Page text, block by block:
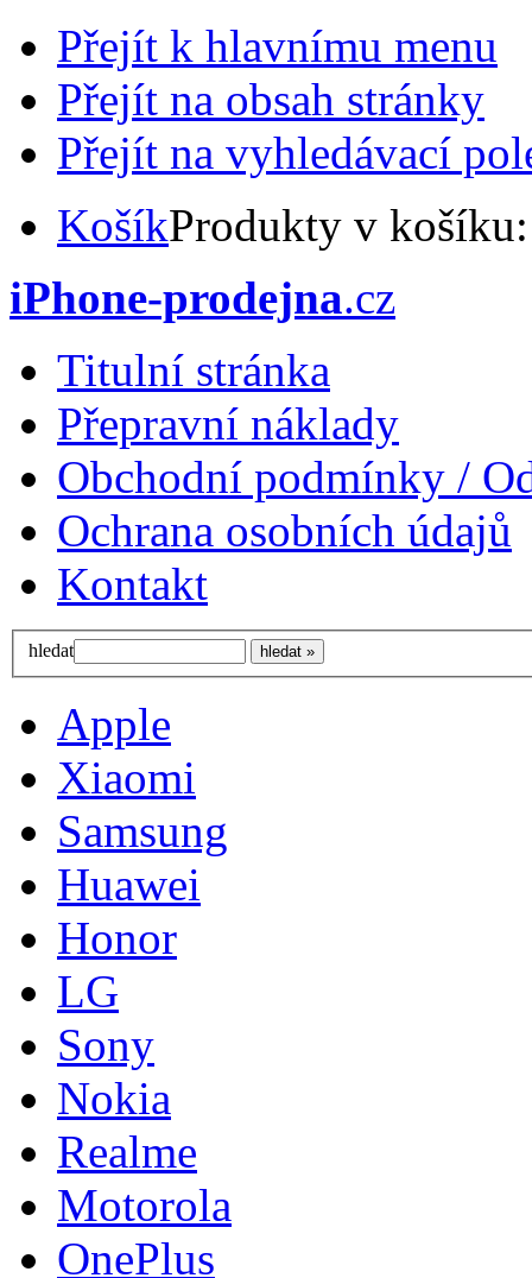
Přejít k hlavnímu menu
Přejít na obsah stránky
Přejít na vyhledávací
KošíkProdukty v
iPhone-prodejna.cz
Titulní stránka
Přepravní náklady
Obchodní podmínky /
Ochrana osobních údajů
Kontakt
hledat
Apple
Xiaomi
Samsung
Huawei
Honor
LG
Sony
Nokia
Realme
Motorola
OnePlus